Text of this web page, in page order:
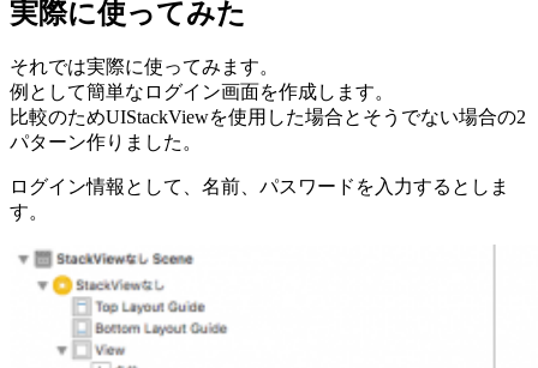
実際に使ってみた
それでは実際に使ってみます。
例として簡単なログイン画面を作成します。
比較のためUIStackViewを使用した場合とそうでない場合の2
パターン作りました。
ログイン情報として、名前、パスワードを入力するとしま
す。